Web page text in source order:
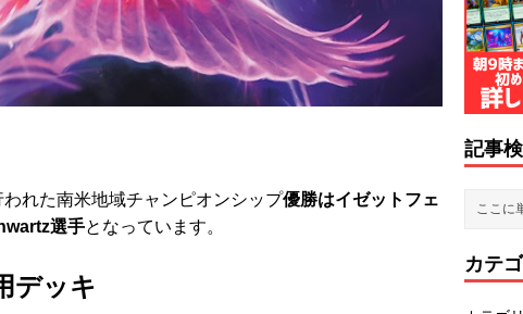
れた南米地域チャンピオンシップ優勝はイゼットフェ
選手となっています。
デッキ
記事
カテ